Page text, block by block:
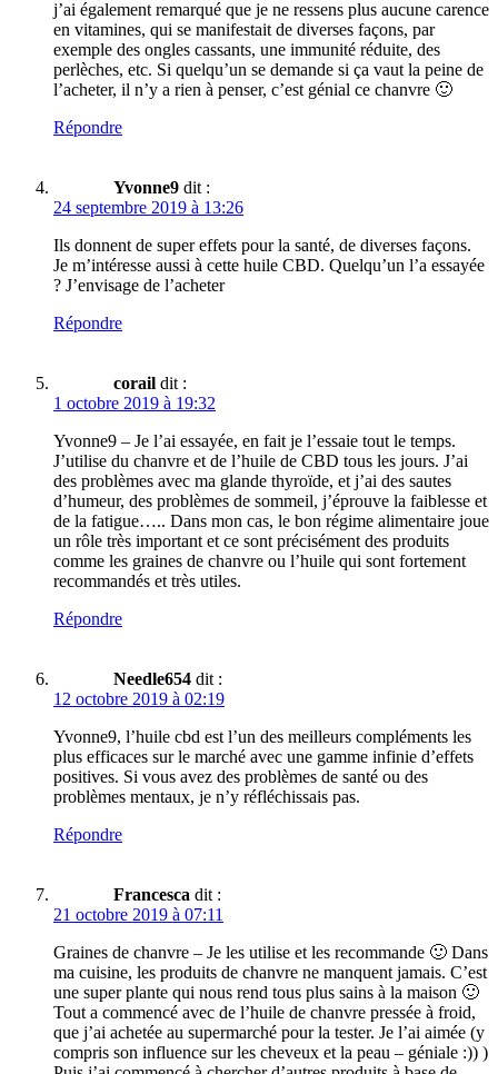
j’ai également remarqué que je ne ressens plus aucune carence
en vitamines, qui se manifestait de diverses façons, par
exemple des ongles cassants, une immunité réduite, des
perlèches, etc. Si quelqu’un se demande si ça vaut la peine de
l’acheter, il n’y a rien à penser, c’est génial ce chanvre 🙂
Répondre
Yvonne9 dit :
24 septembre 2019 à 13:26
Ils donnent de super effets pour la santé, de diverses façons.
Je m’intéresse aussi à cette huile CBD. Quelqu’un l’a essayée
? J’envisage de l’acheter
Répondre
corail dit :
1 octobre 2019 à 19:32
Yvonne9 – Je l’ai essayée, en fait je l’essaie tout le temps.
J’utilise du chanvre et de l’huile de CBD tous les jours. J’ai
des problèmes avec ma glande thyroïde, et j’ai des sautes
d’humeur, des problèmes de sommeil, j’éprouve la faiblesse et
de la fatigue….. Dans mon cas, le bon régime alimentaire joue
un rôle très important et ce sont précisément des produits
comme les graines de chanvre ou l’huile qui sont fortement
recommandés et très utiles.
Répondre
Needle654 dit :
12 octobre 2019 à 02:19
Yvonne9, l’huile cbd est l’un des meilleurs compléments les
plus efficaces sur le marché avec une gamme infinie d’effets
positives. Si vous avez des problèmes de santé ou des
problèmes mentaux, je n’y réfléchissais pas.
Répondre
Francesca dit :
21 octobre 2019 à 07:11
Graines de chanvre – Je les utilise et les recommande 🙂 Dans
ma cuisine, les produits de chanvre ne manquent jamais. C’est
une super plante qui nous rend tous plus sains à la maison 🙂
Tout a commencé avec de l’huile de chanvre pressée à froid,
que j’ai achetée au supermarché pour la tester. Je l’ai aimée (y
compris son influence sur les cheveux et la peau – géniale :)) )